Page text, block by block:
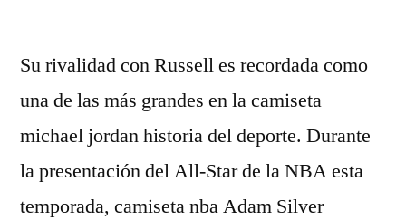
Su rivalidad con Russell es recordada como
una de las más grandes en la camiseta
michael jordan historia del deporte. Durante
la presentación del All-Star de la NBA esta
temporada, camiseta nba Adam Silver